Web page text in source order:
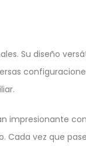
Su diseño
impresionante
Cada vez que